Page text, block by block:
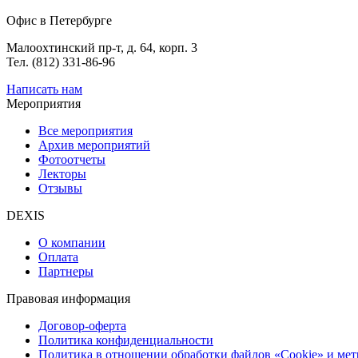
Офис в Петербурге
Малоохтинский пр-т, д. 64, корп. 3
Тел. (812) 331-86-96
Написать нам
Мероприятия
Все мероприятия
Архив мероприятий
Фотоотчеты
Лекторы
Отзывы
DEXIS
О компании
Оплата
Партнеры
Правовая информация
Договор-оферта
Политика конфиденциальности
Политика в отношении обработки файлов «Cookie» и